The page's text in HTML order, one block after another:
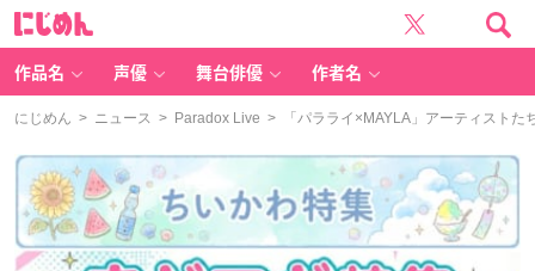
作品名 声優 舞台俳優 作者名
にじめん > ニュース > Paradox Live > 「パラライ×MAYLA」アーティストた